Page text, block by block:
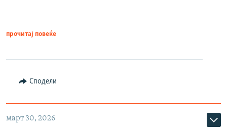
прочитај повеќе
Сподели
март 30, 2026